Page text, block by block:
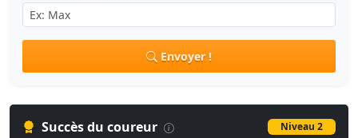
Envoyer !
Succès du coureur Niveau 2